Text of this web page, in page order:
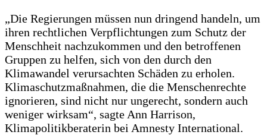
„Die Regierungen müssen nun dringend handeln, um
ihren rechtlichen Verpflichtungen zum Schutz der
Menschheit nachzukommen und den betroffenen
Gruppen zu helfen, sich von den durch den
Klimawandel verursachten Schäden zu erholen.
Klimaschutzmaßnahmen, die die Menschenrechte
ignorieren, sind nicht nur ungerecht, sondern auch
weniger wirksam“, sagte Ann Harrison,
Klimapolitikberaterin bei Amnesty International.